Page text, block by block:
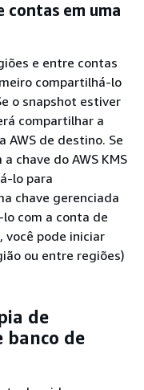
contas em uma
e entre contas
compartilhá-lo
o snapshot estiver
compartilhar a
AWS de destino. Se
chave do AWS KMS
lo para
chave gerenciada
com a conta de
você pode iniciar
ou entre regiões)
de
banco de